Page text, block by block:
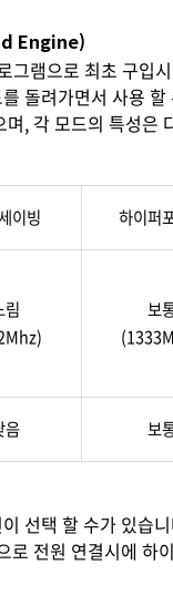
Engine)
그램으로 최초 구입
돌려가면서 사용
, 각 모드의 특성은
이빙 하이퍼
림
보
음 보
선택 할 수가 있습
전원 연결시에 하